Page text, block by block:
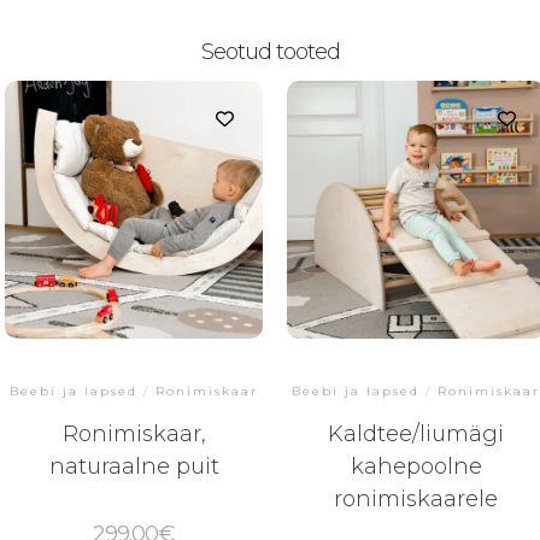
Seotud tooted
Beebi ja lapsed / Ronimiskaar
Ronimiskaar,
naturaalne puit
299.00€
Beebi ja lapsed / Ronimiskaar
Kaldtee/liumägi
kahepoolne
ronimiskaarele